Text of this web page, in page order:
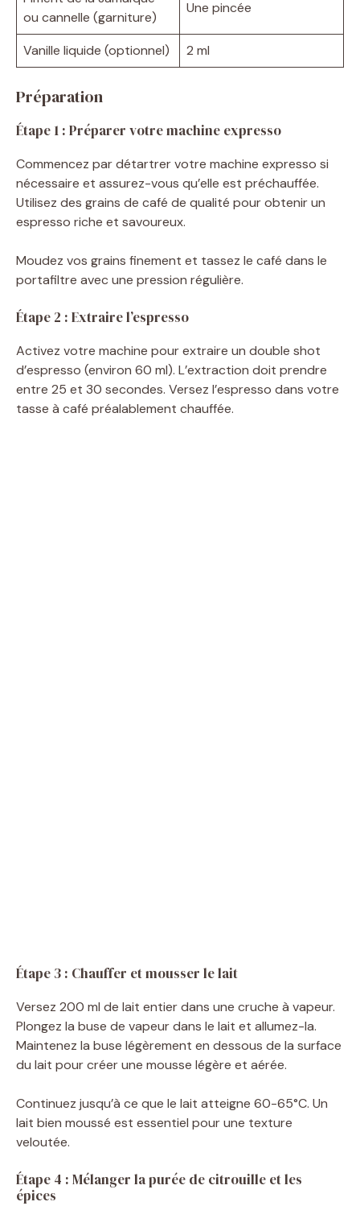
ou cannelle (garniture)
Une pincée
Vanille liquide (optionnel) 2 ml
Préparation
Étape 1 : Préparer votre machine expresso
Commencez par détartrer votre machine expresso si
nécessaire et assurez-vous qu’elle est préchauffée.
Utilisez des grains de café de qualité pour obtenir un
espresso riche et savoureux.
Moudez vos grains finement et tassez le café dans le
portafiltre avec une pression régulière.
Étape 2 : Extraire l’espresso
Activez votre machine pour extraire un double shot
d’espresso (environ 60 ml). L’extraction doit prendre
entre 25 et 30 secondes. Versez l’espresso dans votre
tasse à café préalablement chauffée.
Étape 3 : Chauffer et mousser le lait
Versez 200 ml de lait entier dans une cruche à vapeur.
Plongez la buse de vapeur dans le lait et allumez-la.
Maintenez la buse légèrement en dessous de la surface
du lait pour créer une mousse légère et aérée.
Continuez jusqu’à ce que le lait atteigne 60-65°C. Un
lait bien moussé est essentiel pour une texture
veloutée.
Étape 4 : Mélanger la purée de citrouille et les
épices